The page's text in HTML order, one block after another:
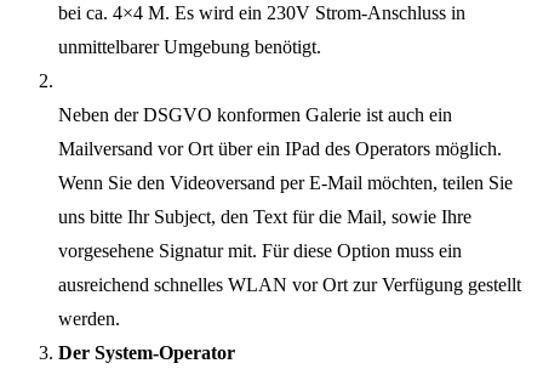
bei ca. 4×4 M. Es wird ein 230V Strom-Anschluss in
unmittelbarer Umgebung benötigt.
Neben der DSGVO konformen Galerie ist auch ein
Mailversand vor Ort über ein IPad des Operators möglich.
Wenn Sie den Videoversand per E-Mail möchten, teilen Sie
uns bitte Ihr Subject, den Text für die Mail, sowie Ihre
vorgesehene Signatur mit. Für diese Option muss ein
ausreichend schnelles WLAN vor Ort zur Verfügung gestellt
werden.
Der System-Operator